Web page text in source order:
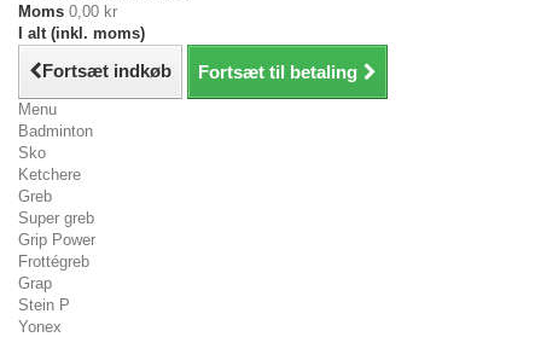
Moms 0,00 kr
I alt (inkl. moms)
Fortsæt indkøb Fortsæt til betaling
Menu
Badminton
Sko
Ketchere
Greb
Super greb
Grip Power
Frottégreb
Grap
Stein P
Yonex